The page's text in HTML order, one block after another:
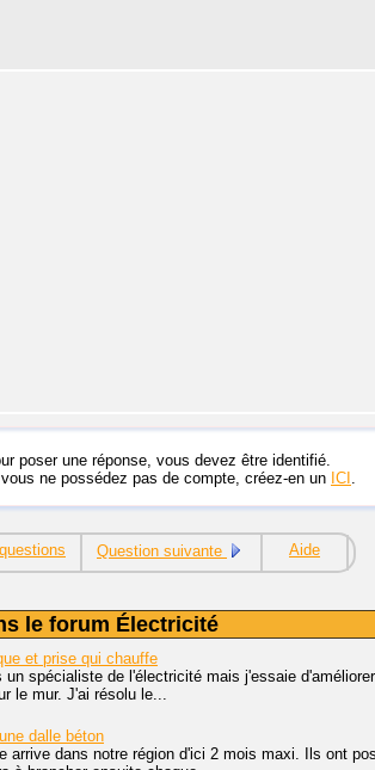
poser une réponse, vous devez être identifié.
ne possédez pas de compte, créez-en un ICI
Question suivante Aide
le forum Électricité
et prise qui chauffe
spécialiste de l'électricité mais j'essaie
le mur. J'ai résolu le...
dalle béton
arrive dans notre région d'ici 2 mois maxi. Ils ont